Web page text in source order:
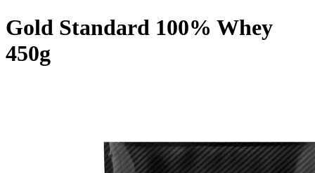
Gold Standard 100% Whey
450g